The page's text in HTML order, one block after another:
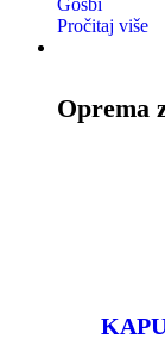
Pročitaj više
Oprema